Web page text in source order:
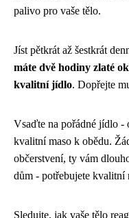
palivo pro vaše tělo.
Jíst pětkrát až šestkrát
máte dvě hodiny zlaté
kvalitní jídlo. Dopřejte
Vsaďte na pořádné jídlo -
kvalitní maso k obědu.
občerstvení, ty vám
dům - potřebujete kvalitní
Sledujte, jak vaše tělo